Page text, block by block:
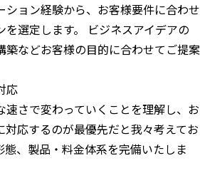
ション経験から、お客様要件に合わせ
を選定します。 ビジネスアイデアの
築などお客様の目的に合わせてご提案
応
速さで変わっていくことを理解し、お
対応するのが最優先だと我々考えてお
態、製品・料金体系を完備いたしま